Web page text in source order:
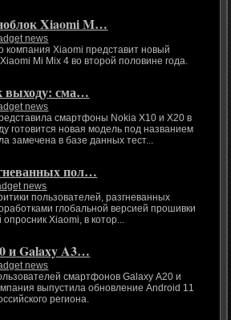
Xiaomi M…
news
компания Xiaomi представит новый
Mi Mix 4 во второй половине года.
выходу: сма…
news
смартфоны Nokia X10 и X20 в
готовится новая модель под названием
замечена в базе данных тест...
пол…
news
пользователей, разгневанных
глобальной версией прошивки
Xiaomi, в котор...
и Galaxy A3…
news
смартфонов Galaxy A20 и
выпустила обновление Android 11
региона.